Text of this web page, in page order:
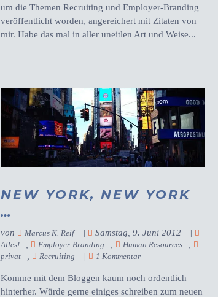
um die Themen Recruiting und Employer-Branding
veröffentlicht worden, angereichert mit Zitaten von
mir. Habe das mal in aller uneitlen Art und Weise...
NEW YORK, NEW YORK
…
von Marcus K. Reif | Samstag, 9. Juni 2012 |
Alles! Employer-Branding Human Resources
privat Recruiting | 1 Kommentar
Komme mit dem Bloggen kaum noch ordentlich
hinterher. Würde gerne einiges schreiben zum neuen